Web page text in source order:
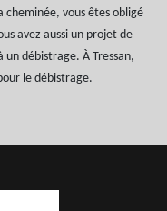
cheminée, vous êtes obligé
avez aussi un projet de
un débistrage. À Tressan,
le débistrage.